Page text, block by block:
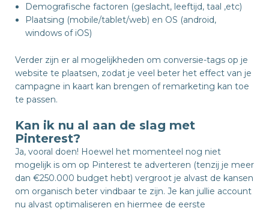
Demografische factoren (geslacht, leeftijd, taal ,etc)
Plaatsing (mobile/tablet/web) en OS (android,
windows of iOS)
Verder zijn er al mogelijkheden om conversie-tags op je
website te plaatsen, zodat je veel beter het effect van je
campagne in kaart kan brengen of remarketing kan toe
te passen.
Kan ik nu al aan de slag met
Pinterest?
Ja, vooral doen! Hoewel het momenteel nog niet
mogelijk is om op Pinterest te adverteren (tenzij je meer
dan €250.000 budget hebt) vergroot je alvast de kansen
om organisch beter vindbaar te zijn. Je kan jullie account
nu alvast optimaliseren en hiermee de eerste